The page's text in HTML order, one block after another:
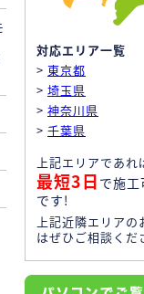
対応エリア一覧
> 東京都
> 埼玉県
> 神奈川県
> 千葉県
上記エリアであれ
最短3日 で施工
です!
上記近隣エリアの
はぜひご相談くだ